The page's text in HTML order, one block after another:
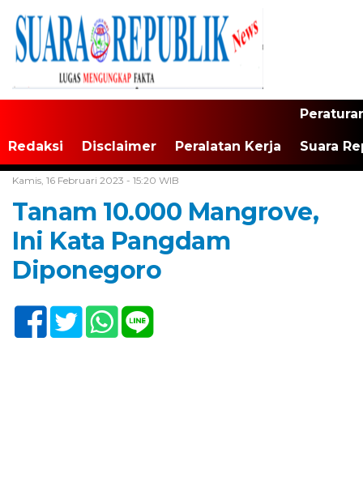
Redaksi Disclaimer Peralatan Kerja Suara
Kamis, 16 Februari 2023 - 15:20 WIB
Tanam 10.000 Mangrove,
Ini Kata Pangdam
Diponegoro